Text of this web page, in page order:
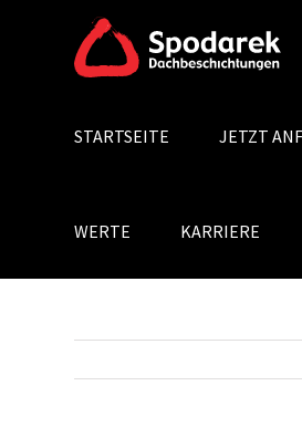
Search
STARTSEITE JETZT
WERTE KARRIERE